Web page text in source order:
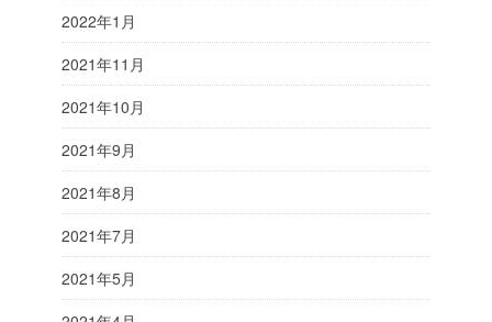
2022年1月
2021年11月
2021年10月
2021年9月
2021年8月
2021年7月
2021年5月